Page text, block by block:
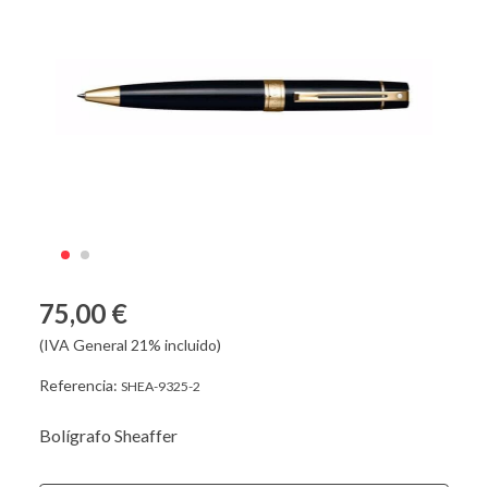
75,00 €
(IVA General 21% incluido)
Referencia: SHEA-9325-2
Bolígrafo Sheaffer